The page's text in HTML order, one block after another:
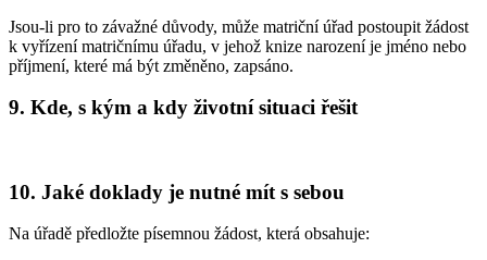
Jsou-li pro to závažné důvody, může matriční úřad postoupit žádost
k vyřízení matričnímu úřadu, v jehož knize narození je jméno nebo
příjmení, které má být změněno, zapsáno.
9. Kde, s kým a kdy životní situaci řešit
10. Jaké doklady je nutné mít s sebou
Na úřadě předložte písemnou žádost, která obsahuje: